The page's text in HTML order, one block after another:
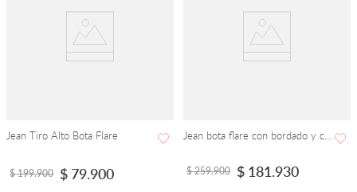
Jean Tiro Alto Bota Flare
$ 199.900 $ 79.900 $ 259.900 $ 181.930